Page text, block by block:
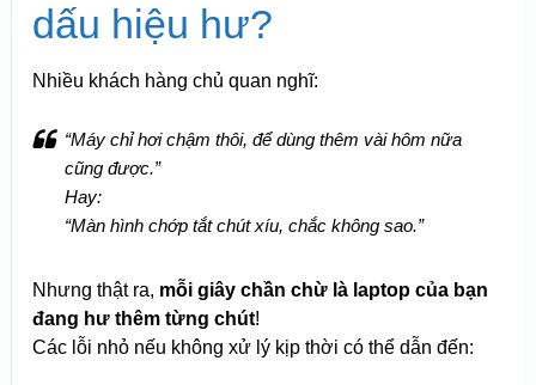
dấu hiệu hư?
Nhiều khách hàng chủ quan nghĩ:
“Máy chỉ hơi chậm thôi, để dùng thêm vài hôm nữa
cũng được.”
Hay:
“Màn hình chớp tắt chút xíu, chắc không sao.”
Nhưng thật ra, mỗi giây chần chừ là laptop của bạn
đang hư thêm từng chút!
Các lỗi nhỏ nếu không xử lý kịp thời có thể dẫn đến: